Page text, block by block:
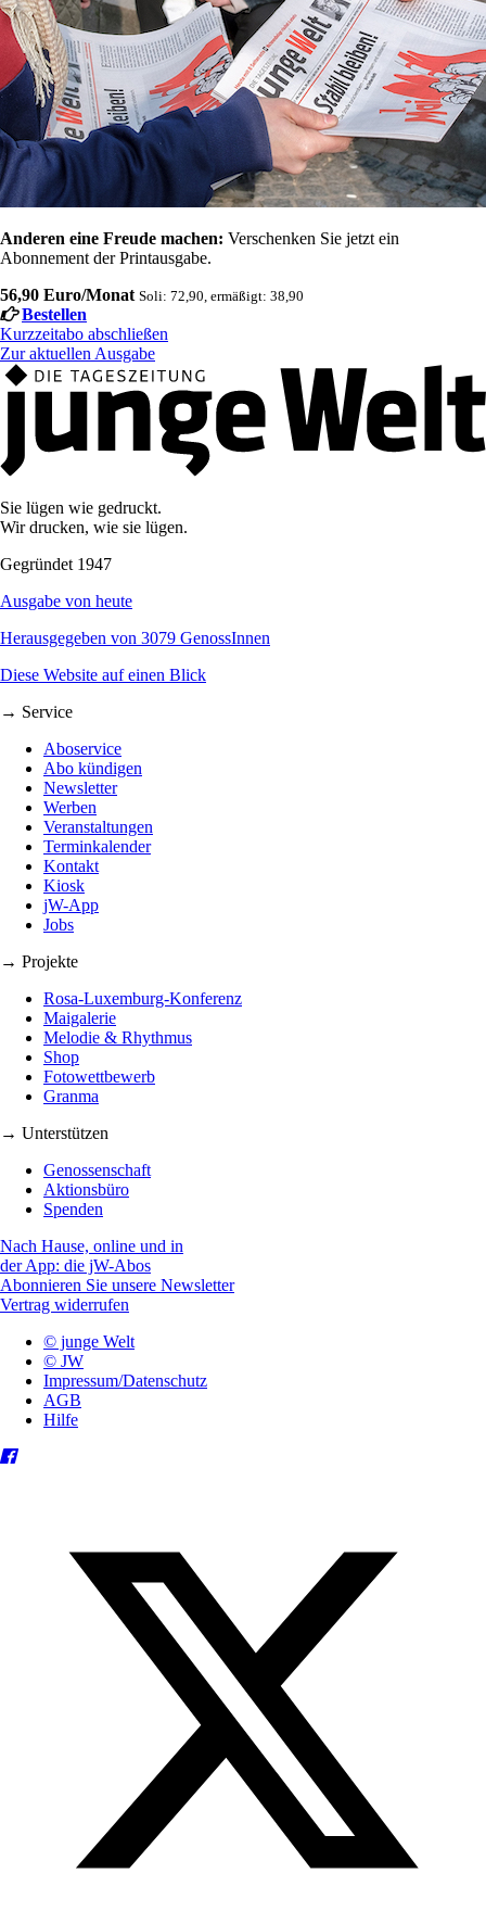
Anderen eine Freude machen: Verschenken Sie jetzt ein
Abonnement der Printausgabe.
56,90 Euro/Monat Soli: 72,90, ermäßigt: 38,90
Bestellen
Kurzzeitabo abschließen
Zur aktuellen Ausgabe
Sie lügen wie gedruckt.
Wir drucken, wie sie lügen.
Gegründet 1947
Ausgabe von heute
Herausgegeben von 3079 GenossInnen
Diese Website auf einen Blick
→ Service
Aboservice
Abo kündigen
Newsletter
Werben
Veranstaltungen
Terminkalender
Kontakt
Kiosk
jW-App
Jobs
→ Projekte
Rosa-Luxemburg-Konferenz
Maigalerie
Melodie & Rhythmus
Shop
Fotowettbewerb
Granma
→ Unterstützen
Genossenschaft
Aktionsbüro
Spenden
Nach Hause, online und in
der App: die jW-Abos
Abonnieren Sie unsere Newsletter
Vertrag widerrufen
© junge Welt
© JW
Impressum/Datenschutz
AGB
Hilfe